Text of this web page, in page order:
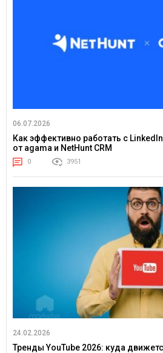
06.07.2026
Как эффективно работать с
от agama и NetHunt CRM
0 3951
24.02.2026
Тренды YouTube 2026: куда